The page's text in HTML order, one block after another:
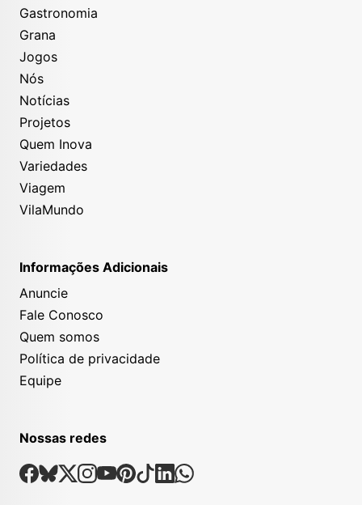
Gastronomia
Grana
Jogos
Nós
Notícias
Projetos
Quem Inova
Variedades
Viagem
VilaMundo
Informações Adicionais
Anuncie
Fale Conosco
Quem somos
Política de privacidade
Equipe
Nossas redes
Nossas Redes Sociais
Facebook
Bsky
X Instagram
Youtube
Pinterest
TiktokLinkedin
Whatsapp